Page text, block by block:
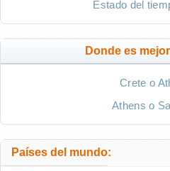
Estado del
Donde es
Crete o
Athens o
Países del mundo: